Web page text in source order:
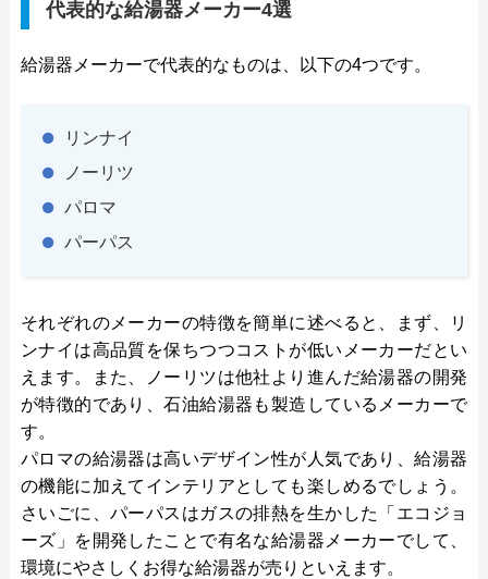
代表的な給湯器メーカー4選
給湯器メーカーで代表的なものは、以下の4つです。
リンナイ
ノーリツ
パロマ
パーパス
それぞれのメーカーの特徴を簡単に述べると、まず、リ
ンナイは高品質を保ちつつコストが低いメーカーだとい
えます。また、ノーリツは他社より進んだ給湯器の開発
が特徴的であり、石油給湯器も製造しているメーカーで
す。
パロマの給湯器は高いデザイン性が人気であり、給湯器
の機能に加えてインテリアとしても楽しめるでしょう。
さいごに、パーパスはガスの排熱を生かした「エコジョ
ーズ」を開発したことで有名な給湯器メーカーでして、
環境にやさしくお得な給湯器が売りといえます。